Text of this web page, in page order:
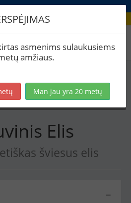
Elis
Elis
šviesus elis
−
asmenims sulaukusiems
amžiaus.
Man jau yra 20 metų